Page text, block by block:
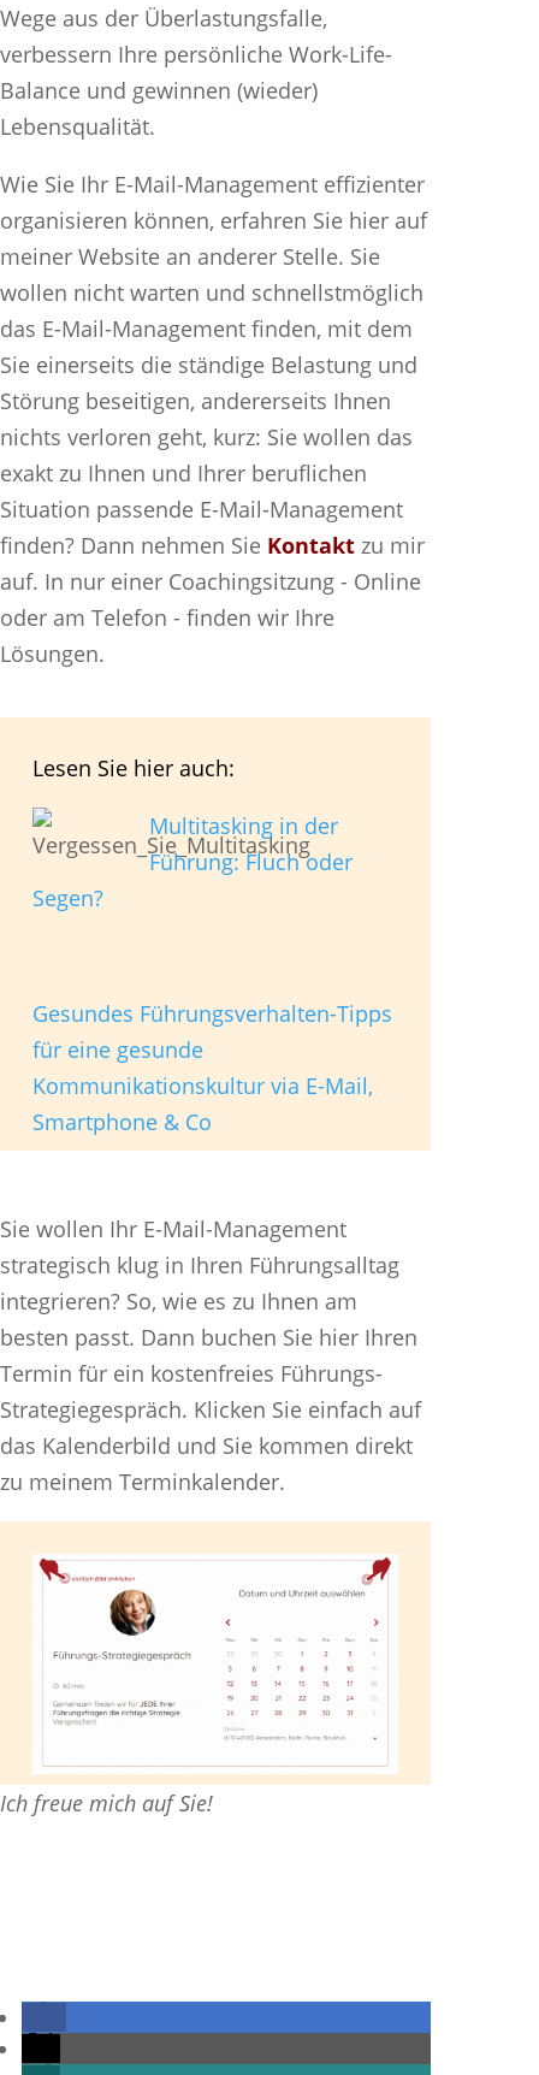
Wege aus der Überlastungsfalle,
verbessern Ihre persönliche Work-Life-
Balance und gewinnen (wieder)
Lebensqualität.
Wie Sie Ihr E-Mail-Management effizienter
organisieren können, erfahren Sie hier auf
meiner Website an anderer Stelle. Sie
wollen nicht warten und schnellstmöglich
das E-Mail-Management finden, mit dem
Sie einerseits die ständige Belastung und
Störung beseitigen, andererseits Ihnen
nichts verloren geht, kurz: Sie wollen das
exakt zu Ihnen und Ihrer beruflichen
Situation passende E-Mail-Management
finden? Dann nehmen Sie Kontakt zu mir
auf. In nur einer Coachingsitzung - Online
oder am Telefon - finden wir Ihre
Lösungen.
Lesen Sie hier auch:
Multitasking in der
Führung: Fluch oder
Segen?
Gesundes Führungsverhalten-Tipps
für eine gesunde
Kommunikationskultur via E-Mail,
Smartphone & Co
Sie wollen Ihr E-Mail-Management
strategisch klug in Ihren Führungsalltag
integrieren? So, wie es zu Ihnen am
besten passt. Dann buchen Sie hier Ihren
Termin für ein kostenfreies Führungs-
Strategiegespräch. Klicken Sie einfach auf
das Kalenderbild und Sie kommen direkt
zu meinem Terminkalender.
Ich freue mich auf Sie!